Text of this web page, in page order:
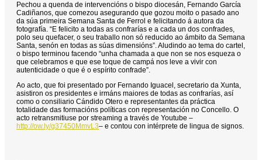
Pechou a quenda de intervencións o bispo diocesán, Fernando García
Cadiñanos, que comezou asegurando que gozou moito o pasado ano
da súa primeira Semana Santa de Ferrol e felicitando á autora da
fotografía. “E felicito a todas as confrarías e a cada un dos confrades,
polo seu quefacer, o seu traballo non só reducido ao ámbito da Semana
Santa, senón en todas as súas dimensións”. Aludindo ao tema do cartel,
o bispo terminou facendo “unha chamada a que non se nos esqueza o
que celebramos e que ese toque de campá nos leve a vivir con
autenticidade o que é o espírito confrade”.
Ao acto, que foi presentado por Fernando Iguacel, secretario da Xunta,
asistiron os presidentes e irmáns maiores de todas as confrarías, así
como o consiliario Cándido Otero e representantes da práctica
totalidade das formacións políticas con representación no Concello. O
acto retransmitiuse por streaming a través de Youtube –
http://ow.ly/g37450MmvL3– e contou con intérprete de lingua de signos.